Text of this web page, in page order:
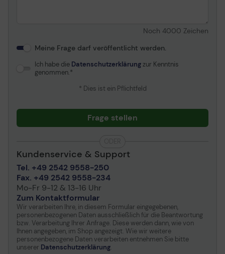
Noch 4000 Zeichen
Meine Frage darf veröffentlicht werden.
Ich habe die Datenschutzerklärungzur Kenntnis
genommen.
* Dies ist ein Pflichtfeld
Frage stellen
Kundenservice & Support
Tel. +49 2542 9558-250
Fax. +49 2542 9558-234
Mo-Fr 9-12 & 13-16 Uhr
Zum Kontaktformular
Wir verarbeiten Ihre, in diesem Formular eingegebenen,
personenbezogenen Daten ausschließlich für die Beantwortung
bzw. Verarbeitung Ihrer Anfrage. Diese werden dann, wie von
Ihnen angegeben, im Shop angezeigt. Wie wir weitere
personenbezogene Daten verarbeiten entnehmen Sie bitte
unserer Datenschutzerklärung.